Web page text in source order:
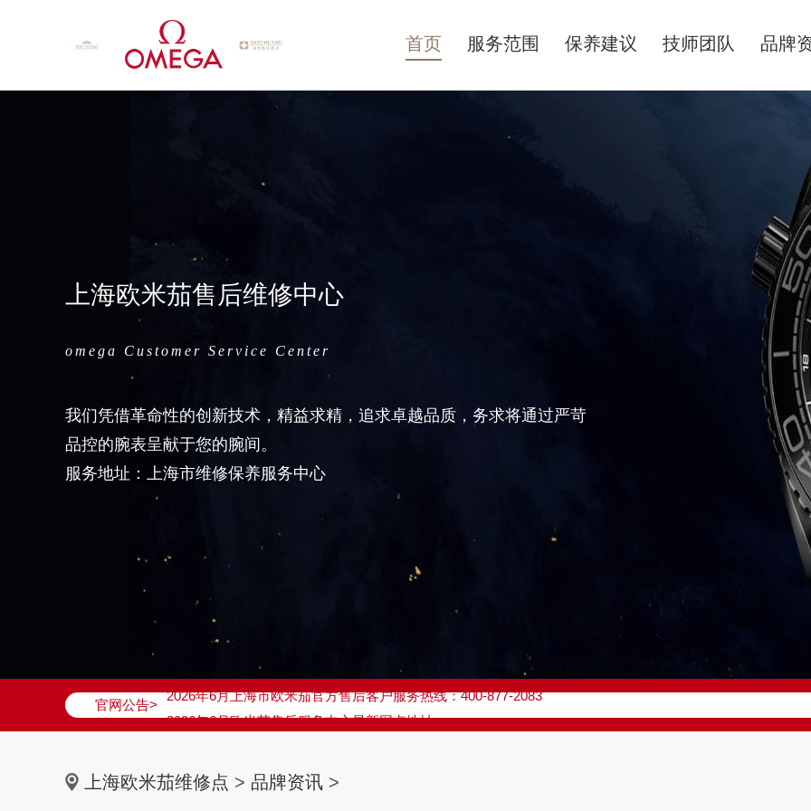
首页 服务范围 保养建议 技师团队 品牌
上海欧米茄售后维修中心
omega Customer Service Center
我们凭借革命性的创新技术，精益求精，追求卓越品质，务求将通过严苛
品控的腕表呈献于您的腕间。
服务地址：上海市维修保养服务中心
官网公告>
2026年6月欧米茄上海市售后服务网络优化升级公告
2026年6月上海市欧米茄官方售后客户服务热线：400-877-2083
2026年6月欧米茄售后服务中心最新网点地址：
上海市黄浦区南京东路299号宏伊国际广场写字楼8层806室（需提前预约）
上海欧米茄维修点 > 品牌资讯 >